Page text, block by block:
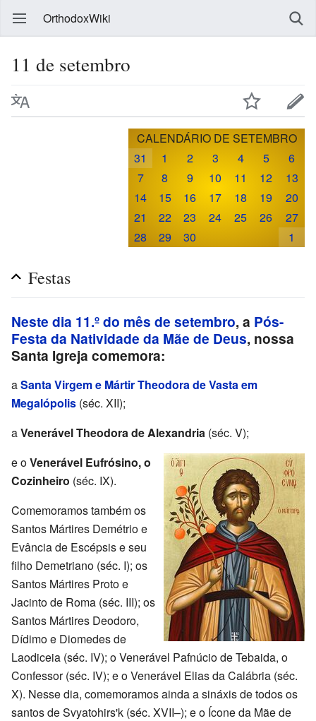
OrthodoxWiki
11 de setembro
CALENDÁRIO DE SETEMBRO
31
1 2 3 4 5
6
7
8 9 10 11 12
13
14
15 16 17 18 19
20
21
22 23 24 25 26
27
28
29 30 1
Festas
Neste dia 11.º do mês de setembro, a Pós-
Festa da Natividade da Mãe de Deus, nossa
Santa Igreja comemora:
aSanta Virgem e Mártir Theodora de Vasta em
Megalópolis (séc. XII);
aVenerável Theodora de Alexandria (séc. V);
e oVenerável Eufrósino, o
Cozinheiro (séc. IX).
Comemoramos também os
Santos Mártires Demétrio e
Evância de Escépsis e seu
filho Demetriano (séc. I); os
Santos Mártires Proto e
Jacinto de Roma (séc. III); os
Santos Mártires Deodoro,
Dídimo e Diomedes de
Laodiceia (séc. IV); o Venerável Pafnúcio de Tebaida, o
Confessor (séc. IV); e o Venerável Elias da Calábria (séc.
X). Nesse dia, comemoramos ainda a sináxis de todos os
santos de Svyatohirs'k (séc. XVII–); e o Ícone da Mãe de